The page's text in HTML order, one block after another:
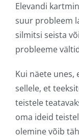
Elevandi
suur probleem
silmitsi seista
probleeme
Kui näete unes,
sellele, et
teistele
oma ideid
olemine võib